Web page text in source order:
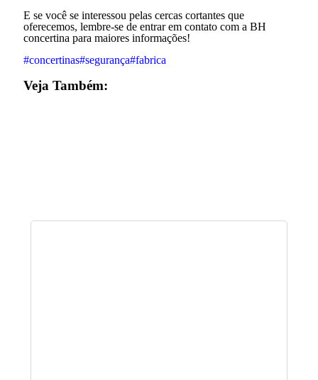
E se você se interessou pelas cercas cortantes que
oferecemos, lembre-se de entrar em contato com a BH
concertina para maiores informações!
#concertinas#segurança#fabrica
Veja Também: